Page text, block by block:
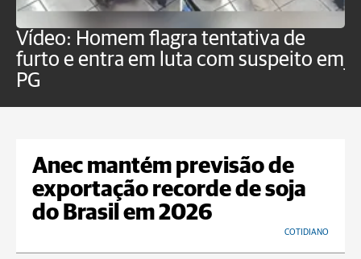
Vídeo: Homem flagra tentativa de
furto e entra em luta com suspeito em
PG
Anec mantém previsão de
exportação recorde de soja
do Brasil em 2026
COTIDIANO